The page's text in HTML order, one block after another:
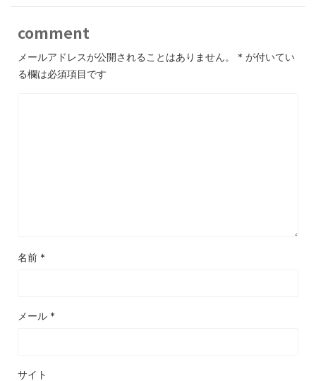
comment
メールアドレスが公開されることはありません。 * が付いてい
る欄は必須項目です
名前 *
メール *
サイト